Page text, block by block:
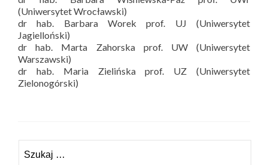
(Uniwersytet Wrocławski)
dr hab. Barbara Worek prof. UJ (Uniwersytet
Jagielloński)
dr hab. Marta Zahorska prof. UW (Uniwersytet
Warszawski)
dr hab. Maria Zielińska prof. UZ (Uniwersytet
Zielonogórski)